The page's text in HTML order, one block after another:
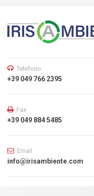
Telefono
+39 049 766 2395
Fax
+39 049 884 5485
Email
info@irisambiente.com